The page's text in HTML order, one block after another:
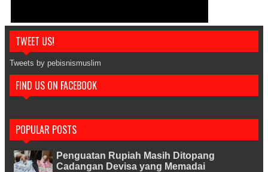
TWEET US!
Tweets by pebisnismuslim
FIND US ON FACEBOOK
POPULAR POSTS
Penguatan Rupiah Masih Ditopang
Cadangan Devisa yang Memadai